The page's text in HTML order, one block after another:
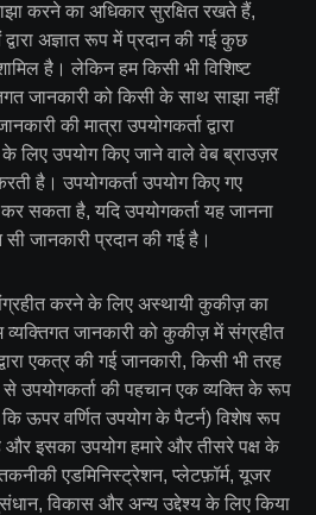
करने का अधिकार सुरक्षित रखते हैं,
अज्ञात रूप में प्रदान की गई कुछ
है। लेकिन हम किसी भी विशिष्ट
जानकारी को किसी के साथ साझा नहीं
की मात्रा उपयोगकर्ता द्वारा
लिए उपयोग किए जाने वाले वेब ब्राउज़र
है। उपयोगकर्ता उपयोग किए गए
सकता है, यदि उपयोगकर्ता यह जानना
जानकारी प्रदान की गई है।
करने के लिए अस्थायी कुकीज़ का
जानकारी को कुकीज़ में संग्रहीत
एकत्र की गई जानकारी, किसी भी तरह
उपयोगकर्ता की पहचान एक व्यक्ति के रूप
ऊपर वर्णित उपयोग के पैटर्न) विशेष रूप
और इसका उपयोग हमारे और तीसरे पक्ष के
तकनीकी एडमिनिस्ट्रेशन, प्लेटफ़ॉर्म, यूजर
विकास और अन्य उद्देश्य के लिए किया